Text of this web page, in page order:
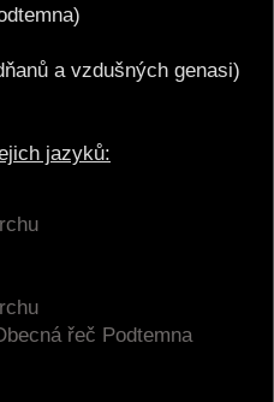
a vzdušných genasi)
jazyků:
řeč Podtemna